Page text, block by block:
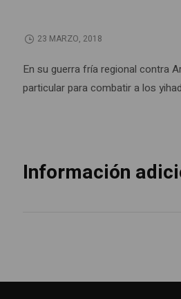
23 MARZO, 2018
En su guerra fría regional contra
particular para combatir a los
Información